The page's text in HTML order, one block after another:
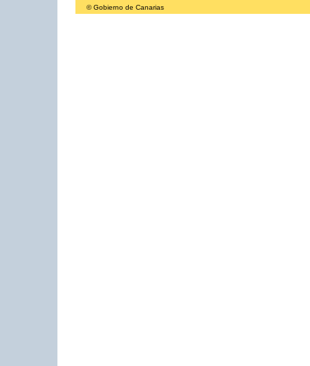
© Gobierno de Canarias